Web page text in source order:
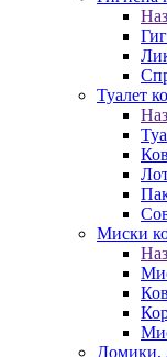
Туалет
Миски
Домики,